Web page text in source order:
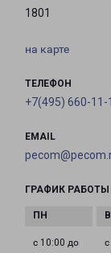
1801
на карте
ТЕЛЕФОН
+7(495) 660-11-
EMAIL
ГРАФИК РАБОТЫ
с 10:00 до